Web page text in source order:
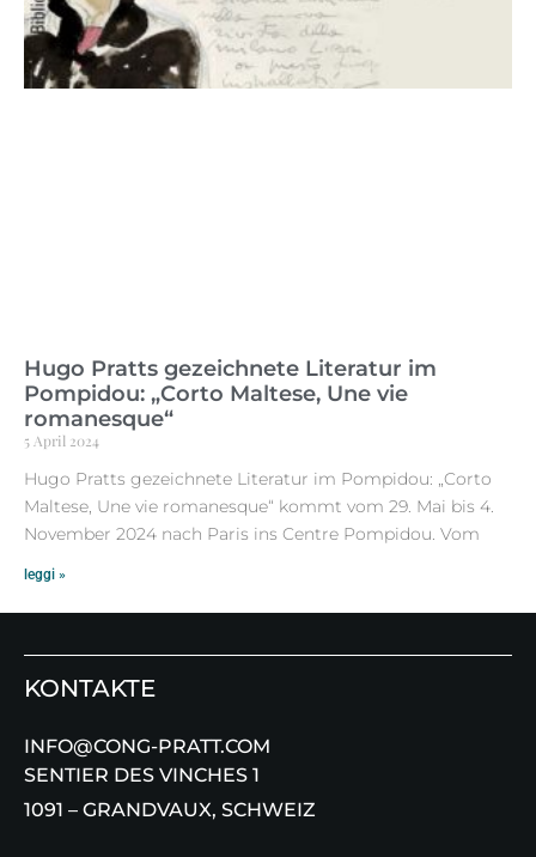
Hugo Pratts gezeichnete Literatur im
Pompidou: „Corto Maltese, Une vie
romanesque“
5 April 2024
Hugo Pratts gezeichnete Literatur im Pompidou: „Corto
Maltese, Une vie romanesque“ kommt vom 29. Mai bis 4.
November 2024 nach Paris ins Centre Pompidou. Vom
leggi »
KONTAKTE
INFO@CONG-PRATT.COM
SENTIER DES VINCHES 1
1091 – GRANDVAUX, SCHWEIZ